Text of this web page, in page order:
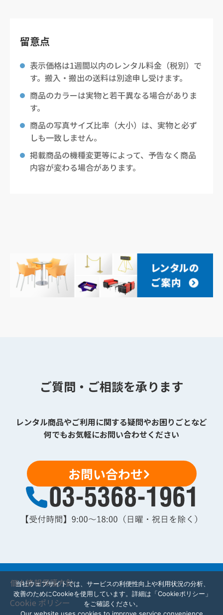
留意点
表示価格は1週間以内のレンタル料金（税別）で
す。搬入・搬出の送料は別途申し受けます。
商品のカラーは実物と若干異なる場合がありま
す。
商品の写真サイズ比率（大小）は、実物と必ず
しも一致しません。
掲載商品の機種変更等によって、予告なく商品
内容が変わる場合があります。
ご質問・ご相談を承ります
レンタル商品やご利用に関する疑問やお困りごとなど
何でもお気軽にお問い合わせください
お問い合わせ
個人情報保護方針
Cookie ポリシー
当社ウェブサイトでは、サービスの利便性向上や利用状況の分析、
改善のためにCookieを使用しています。詳細は「Cookieポリシー」
をご確認ください。